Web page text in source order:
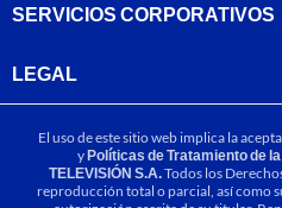
SERVICIOS CORPORATIVOS
LEGAL
El uso de este sitio web implica la
yPolíticas de Tratamiento de
TELEVISIÓN S.A.Todos los
reproducción total o parcial, así como